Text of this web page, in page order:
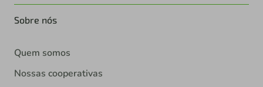
Sobre nós
Quem somos
Nossas cooperativas